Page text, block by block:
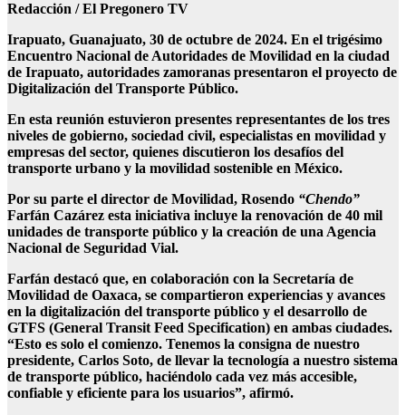
Redacción / El Pregonero TV
Irapuato, Guanajuato, 30 de octubre de 2024. En el trigésimo
Encuentro Nacional de Autoridades de Movilidad en la ciudad
de Irapuato, autoridades zamoranas presentaron el proyecto de
Digitalización del Transporte Público.
En esta reunión estuvieron presentes representantes de los tres
niveles de gobierno, sociedad civil, especialistas en movilidad y
empresas del sector, quienes discutieron los desafíos del
transporte urbano y la movilidad sostenible en México.
Por su parte el director de Movilidad, Rosendo “Chendo”
Farfán Cazárez esta iniciativa incluye la renovación de 40 mil
unidades de transporte público y la creación de una Agencia
Nacional de Seguridad Vial.
Farfán destacó que, en colaboración con la Secretaría de
Movilidad de Oaxaca, se compartieron experiencias y avances
en la digitalización del transporte público y el desarrollo de
GTFS (General Transit Feed Specification) en ambas ciudades.
“Esto es solo el comienzo. Tenemos la consigna de nuestro
presidente, Carlos Soto, de llevar la tecnología a nuestro sistema
de transporte público, haciéndolo cada vez más accesible,
confiable y eficiente para los usuarios”, afirmó.